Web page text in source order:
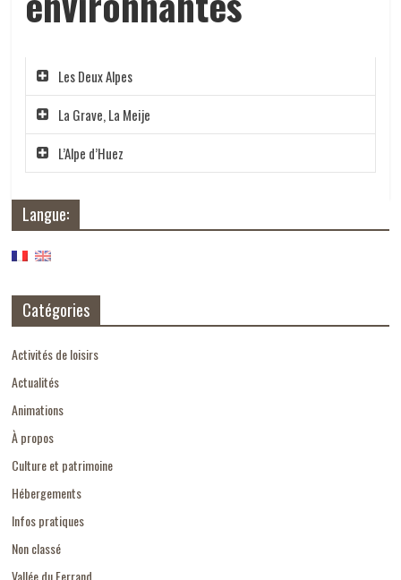
Les Deux Alpes
La Grave, La Meije
L’Alpe d’Huez
Langue:
Catégories
Activités de loisirs
Actualités
Animations
À propos
Culture et patrimoine
Hébergements
Infos pratiques
Non classé
Vallée du Ferrand